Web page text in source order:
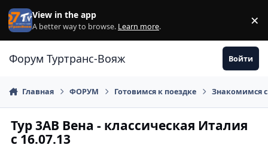
Перейти к содержанию
View in the app
A better way to browse. Learn more. ×
Форум Туртранс-Вояж Войти
Главная ФОРУМ Готовимся к поездке Знакомимся
Тур 3АВ Вена - классическая Италия
с 16.07.13